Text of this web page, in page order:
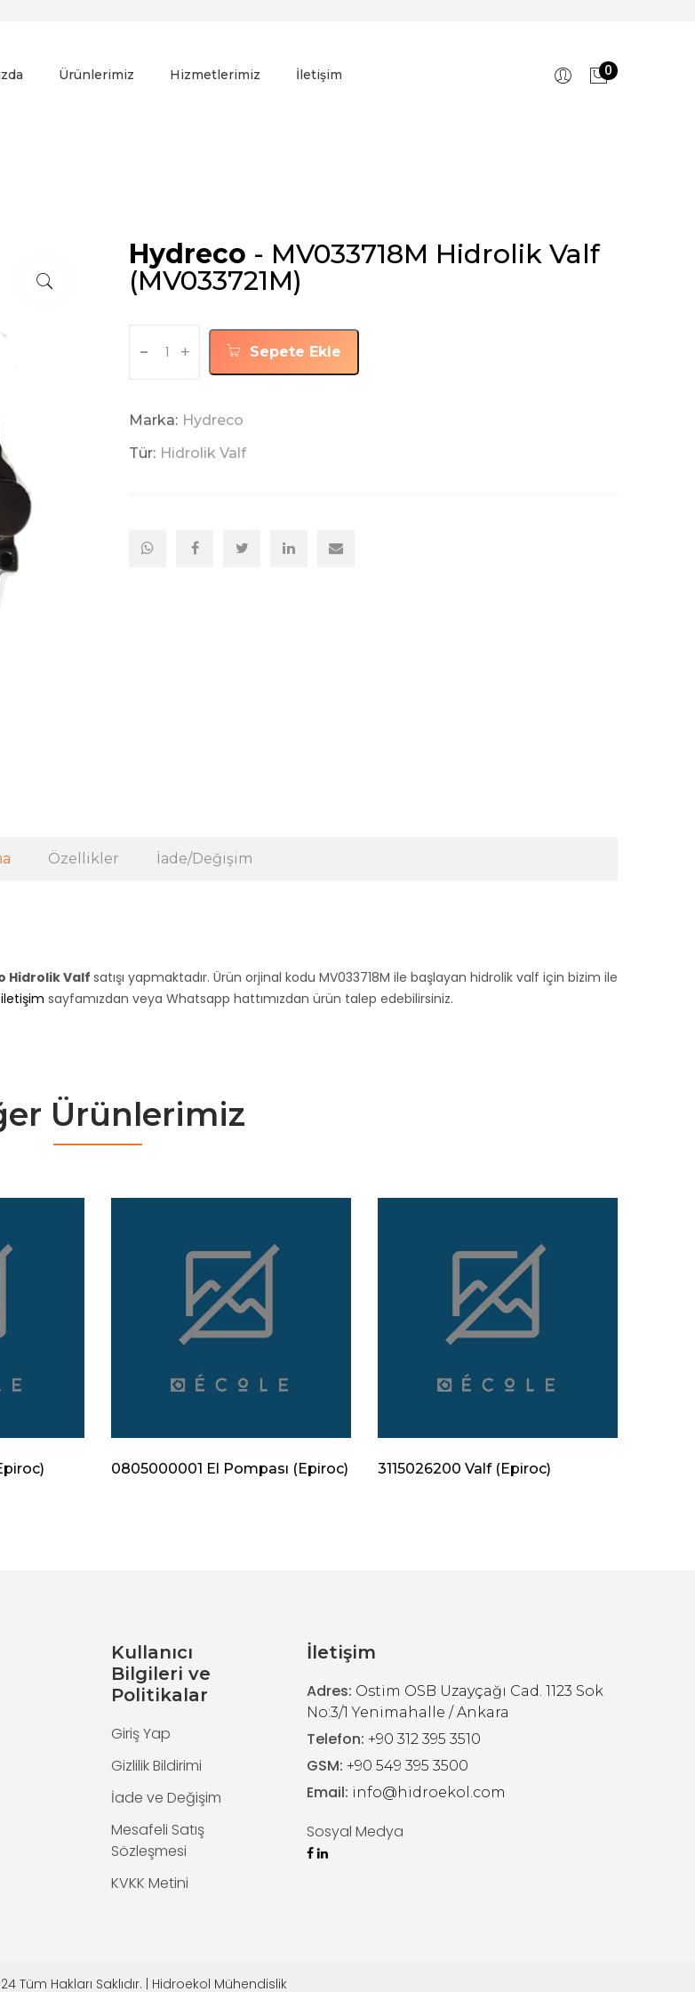
Ürünlerimiz Hizmetlerimiz İletişim 0
Hydreco - MV033718M Hidrolik Valf
(MV033721M)
- + Sepete Ekle
Marka: Hydreco
Tür: Hidrolik Valf
Özellikler İade/Değişim
Hidrolik Valfsatışı yapmaktadır. Ürün orjinal kodu MV033718M ile başlayan hidrolik valf için bizim ile
iletişim sayfamızdan veya Whatsapp hattımızdan ürün talep edebilirsiniz.
Ürünlerimiz
0805000001 El Pompası (Epiroc) 3115026200 Valf (Epiroc)
Kullanıcı
Bilgileri ve
Politikalar
Giriş Yap
Gizlilik Bildirimi
İade ve Değişim
Mesafeli Satış
Sözleşmesi
KVKK Metini
İletişim
Adres: Ostim OSB Uzayçağı Cad. 1123 Sok
No:3/1 Yenimahalle / Ankara
Telefon: +90 312 395 3510
GSM: +90 549 395 3500
Email: info@hidroekol.com
Sosyal Medya
Tüm Hakları Saklıdır. | Hidroekol Mühendislik